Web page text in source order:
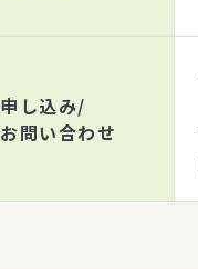
申し込み/
お問い合わせ